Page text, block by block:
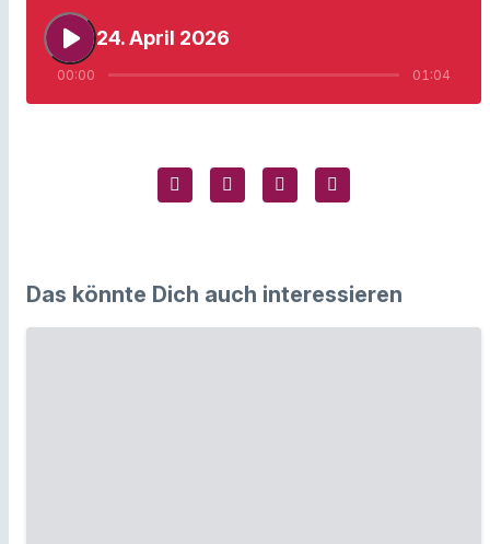
play_arrow 24. April 2026
00:00 01:04
Das könnte Dich auch interessieren